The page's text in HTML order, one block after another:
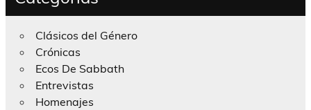
Clásicos del Género
Crónicas
Ecos De Sabbath
Entrevistas
Homenajes